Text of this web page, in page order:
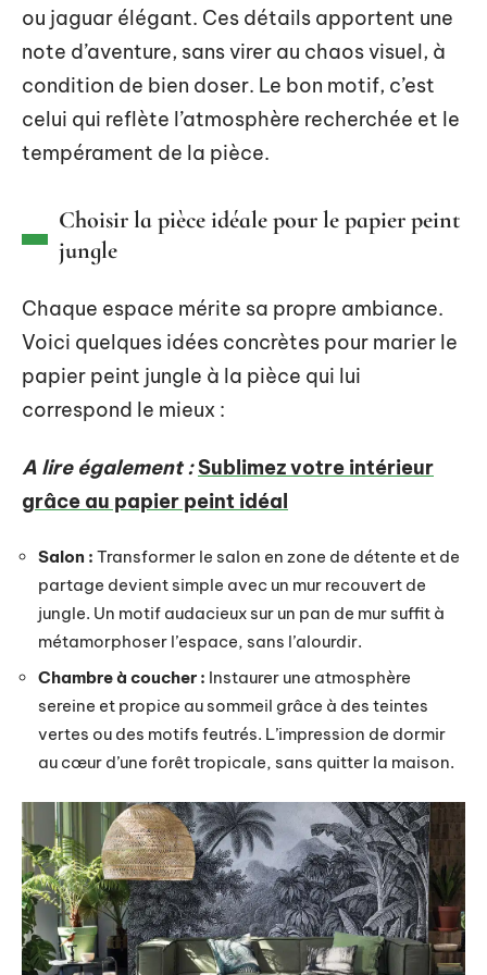
ou jaguar élégant. Ces détails apportent une
note d’aventure, sans virer au chaos visuel, à
condition de bien doser. Le bon motif, c’est
celui qui reflète l’atmosphère recherchée et le
tempérament de la pièce.
Choisir la pièce idéale pour le papier peint
jungle
Chaque espace mérite sa propre ambiance.
Voici quelques idées concrètes pour marier le
papier peint jungle à la pièce qui lui
correspond le mieux :
A lire également : Sublimez votre intérieur
grâce au papier peint idéal
Salon : Transformer le salon en zone de détente et de
partage devient simple avec un mur recouvert de
jungle. Un motif audacieux sur un pan de mur suffit à
métamorphoser l’espace, sans l’alourdir.
Chambre à coucher : Instaurer une atmosphère
sereine et propice au sommeil grâce à des teintes
vertes ou des motifs feutrés. L’impression de dormir
au cœur d’une forêt tropicale, sans quitter la maison.